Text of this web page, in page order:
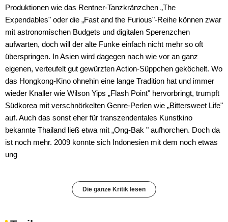
Produktionen wie das Rentner-Tanzkränzchen „The
Expendables" oder die „Fast and the Furious"-Reihe können zwar
mit astronomischen Budgets und digitalen Sperenzchen
aufwarten, doch will der alte Funke einfach nicht mehr so oft
überspringen. In Asien wird dagegen nach wie vor an ganz
eigenen, verteufelt gut gewürzten Action-Süppchen geköchelt. Wo
das Hongkong-Kino ohnehin eine lange Tradition hat und immer
wieder Knaller wie Wilson Yips „Flash Point" hervorbringt, trumpft
Südkorea mit verschnörkelten Genre-Perlen wie „Bittersweet Life"
auf. Auch das sonst eher für transzendentales Kunstkino
bekannte Thailand ließ etwa mit „Ong-Bak " aufhorchen. Doch da
ist noch mehr. 2009 konnte sich Indonesien mit dem noch etwas
ung
Die ganze Kritik lesen